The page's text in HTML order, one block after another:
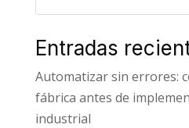
Entradas
Automatizar sin errores:
fábrica antes de
industrial